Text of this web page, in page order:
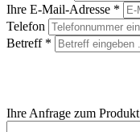
Ihre E-Mail-Adresse *
Telefon
Betreff *
Ihre Anfrage zum Produkt